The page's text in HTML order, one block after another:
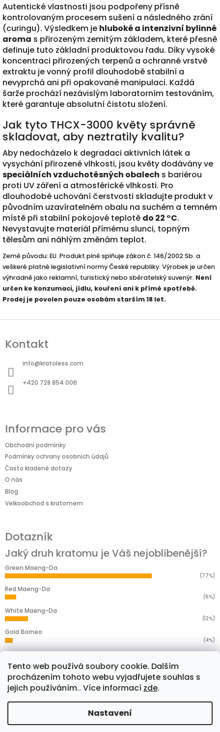
Tento web používá soubory cookie. Dalším
procházením tohoto webu vyjadřujete souhlas s
jejich používáním.. Více informací zde.
Nastavení
Autentické vlastnosti jsou podpořeny přísně
kontrolovaným procesem sušení a následného zrání
(curingu). Výsledkem je hluboké a intenzivní bylinné
aroma s přirozeným zemitým základem, které přesně
definuje tuto základní produktovou řadu. Díky vysoké
koncentraci přirozených terpenů a ochranné vrstvě
extraktu je vonný profil dlouhodobě stabilní a
nevyprchá ani při opakované manipulaci. Každá
šarže prochází nezávislým laboratorním testováním,
které garantuje absolutní čistotu složení.
Jak tyto THCX-3000 květy správně
skladovat, aby neztratily kvalitu?
Aby nedocházelo k degradaci aktivních látek a
vysychání přirozené vlhkosti, jsou květy dodávány ve
speciálních vzduchotěsných obalech s bariérou
proti UV záření a atmosférické vlhkosti. Pro
dlouhodobé uchování čerstvosti skladujte produkt v
původním uzavíratelném obalu na suchém a temném
místě při stabilní pokojové teplotě do 22 °C.
Nevystavujte materiál přímému slunci, topným
tělesům ani náhlým změnám teplot.
Země původu: EU. Produkt plně splňuje zákon č. 146/2002 Sb. a
veškeré platné legislativní normy České republiky. Výrobek je určen
výhradně jako reklamní, turistický nebo sběratelský suvenýr. Není
určen ke konzumaci, jídlu, kouření ani k přímé spotřebě.
Prodej je povolen pouze osobám starším 18 let.
Z
á
p
Kontakt
info@kratoless.com
+420 728 854 006
Informace pro vás
Obchodní podmínky
Podmínky ochrany osobních údajů
Často kladené dotazy
O nás
Blog
Velkoobchod s kratomem
Dotazník
Jaký druh kratomu je Váš nejoblíbenější?
Green Maeng-Da
(77%)
Red Maeng-Da
(6%)
White Maeng-Da
(12%)
Gold Borneo
(4%)
Yellow Borneo
Počet hlasů:276
Facebook